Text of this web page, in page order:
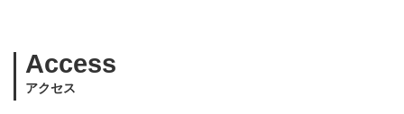
Access
アクセス